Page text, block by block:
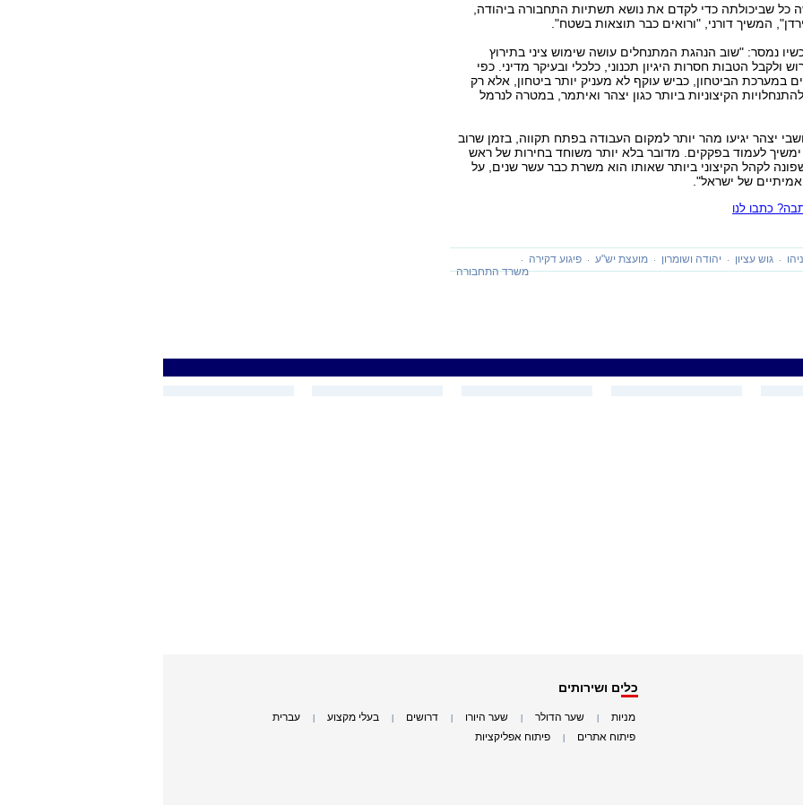
כל שביכולתה כדי לקדם את נושא תשתיות התחבורה ביהודה,
המשיך דורני, "ורואים כבר תוצאות בשטח".
נמסר: "שוב הנהגת המתנחלים עושה שימוש ציני בתירוץ
ולקבל הטבות חסרות היגיון תכנוני, כלכלי ובעיקר מדיני. כפי
במערכת הביטחון, כביש עוקף לא מעניק יותר ביטחון, אלא רק
הקיצוניות ביותר כגון יצהר ואיתמר, במטרה לנרמל
יצהר יגיעו מהר יותר למקום העבודה בפתח תקווה, בזמן שרוב
ימשיך לעמוד בפקקים. מדובר בלא יותר משוחד בחירות של ראש
לקהל הקיצוני ביותר שאותו הוא משרת כבר עשר שנים, על
של ישראל".
כתבו לנו
גוש עציון יהודה ושומרון מועצת יש"ע
פיגוע דקירה
משרד התחבורה
כלים ושירותים
מניות שער הדולר שער היורו דרושים בעלי מקצוע עברית
פיתוח אתרים פיתוח אפליקציות